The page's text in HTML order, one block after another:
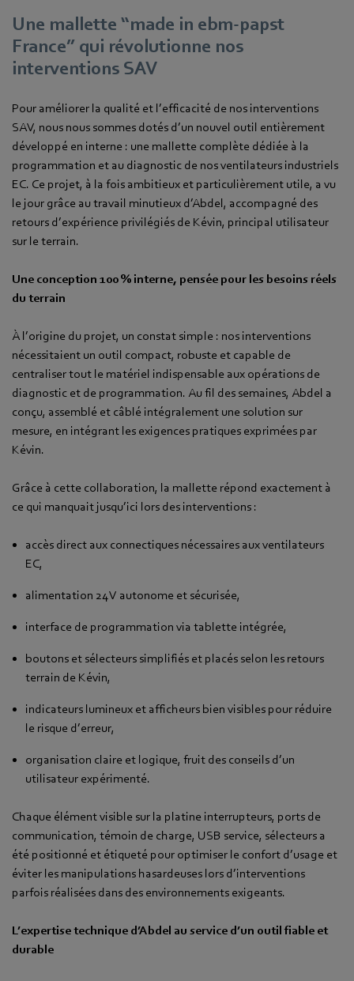
Une mallette “made in ebm‑papst
France” qui révolutionne nos
interventions SAV
Pour améliorer la qualité et l’efficacité de nos interventions
SAV, nous nous sommes dotés d’un nouvel outil entièrement
développé en interne : une mallette complète dédiée à la
programmation et au diagnostic de nos ventilateurs industriels
EC. Ce projet, à la fois ambitieux et particulièrement utile, a vu
le jour grâce au travail minutieux d’Abdel, accompagné des
retours d’expérience privilégiés de Kévin, principal utilisateur
sur le terrain.
Une conception 100 % interne, pensée pour les besoins réels
du terrain
À l’origine du projet, un constat simple : nos interventions
nécessitaient un outil compact, robuste et capable de
centraliser tout le matériel indispensable aux opérations de
diagnostic et de programmation. Au fil des semaines, Abdel a
conçu, assemblé et câblé intégralement une solution sur
mesure, en intégrant les exigences pratiques exprimées par
Kévin.
Grâce à cette collaboration, la mallette répond exactement à
ce qui manquait jusqu’ici lors des interventions :
accès direct aux connectiques nécessaires aux ventilateurs
EC,
alimentation 24 V autonome et sécurisée,
interface de programmation via tablette intégrée,
boutons et sélecteurs simplifiés et placés selon les retours
terrain de Kévin,
indicateurs lumineux et afficheurs bien visibles pour réduire
le risque d’erreur,
organisation claire et logique, fruit des conseils d’un
utilisateur expérimenté.
Chaque élément visible sur la platine interrupteurs, ports de
communication, témoin de charge, USB service, sélecteurs a
été positionné et étiqueté pour optimiser le confort d’usage et
éviter les manipulations hasardeuses lors d’interventions
parfois réalisées dans des environnements exigeants.
L’expertise technique d’Abdel au service d’un outil fiable et
durable